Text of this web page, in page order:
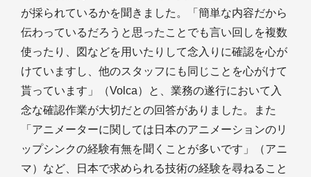
が採られているかを聞きました。「簡単な内容だから
伝わっているだろうと思ったことでも言い回しを複数
使ったり、図などを用いたりして念入りに確認を心が
けていますし、他のスタッフにも同じことを心がけて
貰っています」（Volca）と、業務の遂行において入
念な確認作業が大切だとの回答がありました。また
「アニメーターに関しては日本のアニメーションのリ
ップシンクの経験有無を聞くことが多いです」（アニ
マ）など、日本で求められる技術の経験を尋ねること